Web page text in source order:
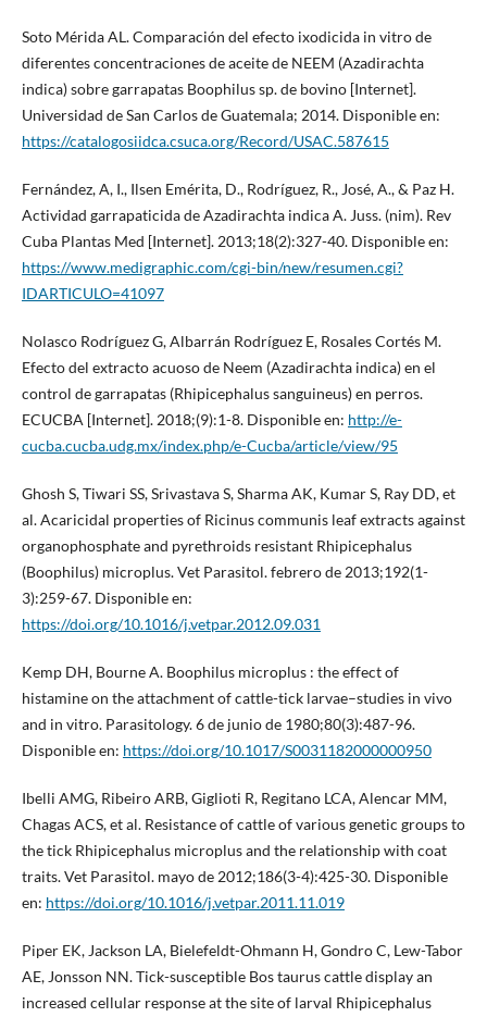
Soto Mérida AL. Comparación del efecto ixodicida in vitro de
diferentes concentraciones de aceite de NEEM (Azadirachta
indica) sobre garrapatas Boophilus sp. de bovino [Internet].
Universidad de San Carlos de Guatemala; 2014. Disponible en:
https://catalogosiidca.csuca.org/Record/USAC.587615
Fernández, A, I., Ilsen Emérita, D., Rodríguez, R., José, A., & Paz H.
Actividad garrapaticida de Azadirachta indica A. Juss. (nim). Rev
Cuba Plantas Med [Internet]. 2013;18(2):327-40. Disponible en:
https://www.medigraphic.com/cgi-bin/new/resumen.cgi?
IDARTICULO=41097
Nolasco Rodríguez G, Albarrán Rodríguez E, Rosales Cortés M.
Efecto del extracto acuoso de Neem (Azadirachta indica) en el
control de garrapatas (Rhipicephalus sanguineus) en perros.
ECUCBA [Internet]. 2018;(9):1-8. Disponible en: http://e-
cucba.cucba.udg.mx/index.php/e-Cucba/article/view/95
Ghosh S, Tiwari SS, Srivastava S, Sharma AK, Kumar S, Ray DD, et
al. Acaricidal properties of Ricinus communis leaf extracts against
organophosphate and pyrethroids resistant Rhipicephalus
(Boophilus) microplus. Vet Parasitol. febrero de 2013;192(1-
3):259-67. Disponible en:
https://doi.org/10.1016/j.vetpar.2012.09.031
Kemp DH, Bourne A. Boophilus microplus : the effect of
histamine on the attachment of cattle-tick larvae–studies in vivo
and in vitro. Parasitology. 6 de junio de 1980;80(3):487-96.
Disponible en: https://doi.org/10.1017/S0031182000000950
Ibelli AMG, Ribeiro ARB, Giglioti R, Regitano LCA, Alencar MM,
Chagas ACS, et al. Resistance of cattle of various genetic groups to
the tick Rhipicephalus microplus and the relationship with coat
traits. Vet Parasitol. mayo de 2012;186(3-4):425-30. Disponible
en: https://doi.org/10.1016/j.vetpar.2011.11.019
Piper EK, Jackson LA, Bielefeldt-Ohmann H, Gondro C, Lew-Tabor
AE, Jonsson NN. Tick-susceptible Bos taurus cattle display an
increased cellular response at the site of larval Rhipicephalus